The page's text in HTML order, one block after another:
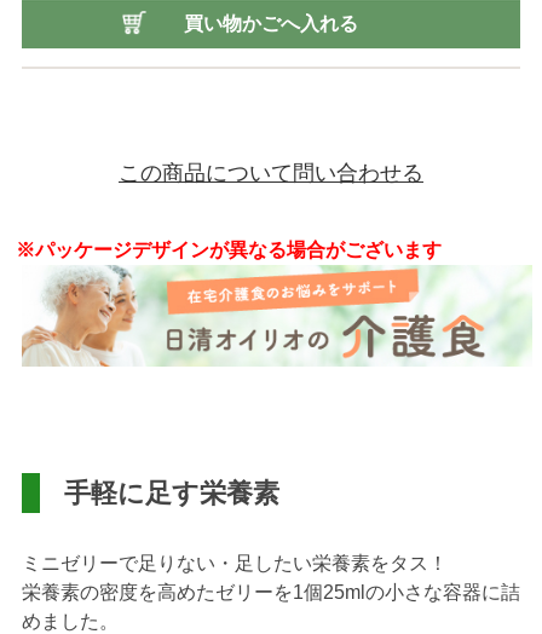
買い物かごへ入れる
この商品について問い合わせる
※パッケージデザインが異なる場合がございます
手軽に足す栄養素
ミニゼリーで足りない・足したい栄養素をタス！
栄養素の密度を高めたゼリーを1個25mlの小さな容器に詰
めました。